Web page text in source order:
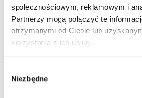
społecznościowym, reklamowym i
Partnerzy mogą połączyć te
otrzymanymi od Ciebie lub
korzystania z ich usług.
zgody
Niezbędne
Wysyłka 24h z magazynu w
Szybka obsługa zwrotów i